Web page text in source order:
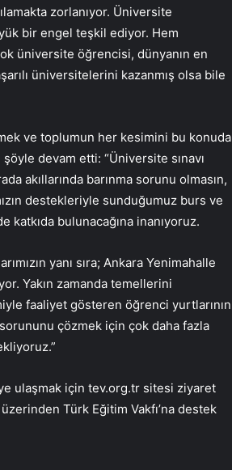
zorlanıyor. Üniversite
bir engel teşkil ediyor. Hem
üniversite öğrencisi, dünyanın en
üniversitelerini kazanmış olsa bile
ve toplumun her kesimini bu konuda
devam etti: “Üniversite sınavı
akıllarında barınma sorunu olmasın,
destekleriyle sunduğumuz burs ve
katkıda bulunacağına inanıyoruz.
yanı sıra; Ankara Yenimahalle
Yakın zamanda temellerini
faaliyet gösteren öğrenci yurtlarının
sorununu çözmek için çok daha fazla
ulaşmak için tev.org.tr sitesi ziyaret
Türk Eğitim Vakfı’na destek